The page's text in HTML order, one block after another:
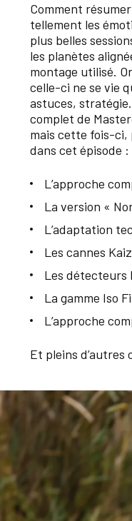
Comment
tellement les
plus belles
les planètes
montage utilisé.
celle-ci ne se vie
astuces,
complet de
mais cette fois-ci,
dans cet épisode :
L’approche
La version «
L’adaptation
Les cannes
Les détecteurs
La gamme Iso
L’approche
Et pleins d’autres